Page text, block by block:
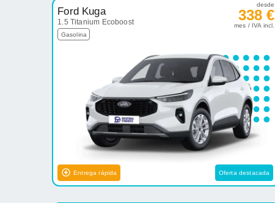
Ford Kuga
1.5 Titanium Ecoboost
Gasolina
desde
338 €
mes / IVA incl.
Entrega rápida Oferta destacada